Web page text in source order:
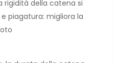
rigidità della catena si
piagatura: migliora la